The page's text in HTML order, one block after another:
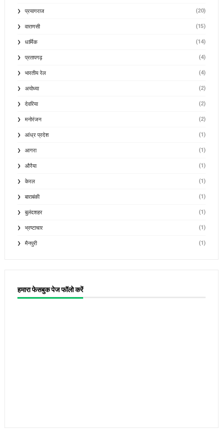
प्रयागराज (20)
वाराणसी (15)
धार्मिक (14)
प्रतापगढ़ (4)
भारतीय रेल (4)
अयोध्या (2)
देवरिया (2)
मनोरंजन (2)
आंध्र प्रदेश (1)
आगरा (1)
औरैया (1)
केरल (1)
बाराबंकी (1)
बुलंदशहर (1)
भ्रष्टाचार (1)
मैनपुरी (1)
हमारा फेसबुक पेज फॉलो करें